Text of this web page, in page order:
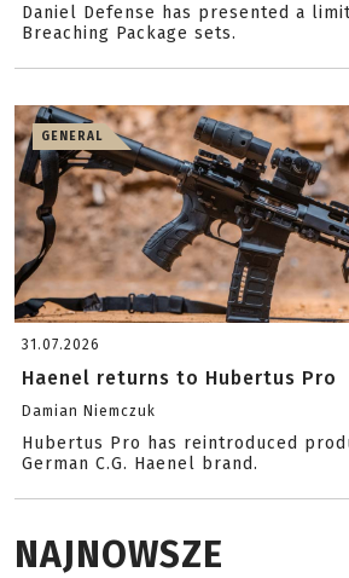
Daniel Defense has presented a
Breaching Package sets.
GENERAL
31.07.2026
Haenel returns to Hubertus Pro
Damian Niemczuk
Hubertus Pro has reintroduced
German C.G. Haenel brand.
NAJNOWSZE